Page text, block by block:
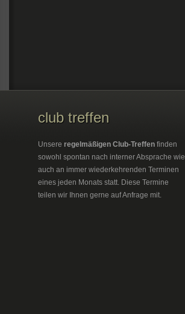
club treffen
Unsere regelmäßigen Club-Treffen finden
sowohl spontan nach interner Absprache wie
auch an immer wiederkehrenden Terminen
eines jeden Monats statt. Diese Termine
teilen wir Ihnen gerne auf Anfrage mit.